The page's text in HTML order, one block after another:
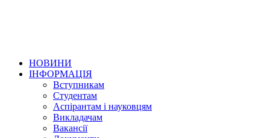
НОВИНИ
ІНФОРМАЦІЯ
Вступникам
Студентам
Аспірантам і науковцям
Викладачам
Вакансії